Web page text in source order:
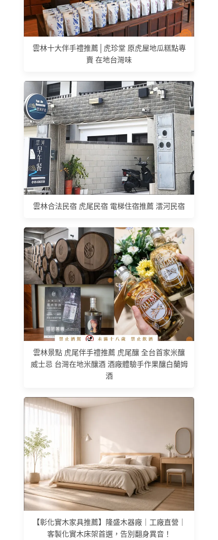
雲林十大伴手禮推薦│虎珍堂 原虎屋地瓜糕點專
賣 在地台灣味
雲林合法民宿 虎尾民宿 電梯住宿推薦 澐河民宿
雲林景點 虎尾伴手禮推薦 虎尾釀 全台首家米釀
威士忌 台灣在地米釀酒 酒廠體驗手作果釀白蘭姆
酒
【彰化實木家具推薦】隆盛木器廠｜工廠直營｜
客製化實木床架首選，告別翻身異音！